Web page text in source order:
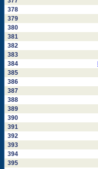
378
379
380
381
382
383
384
385
386
387
388
389
390
391
392
393
394
395